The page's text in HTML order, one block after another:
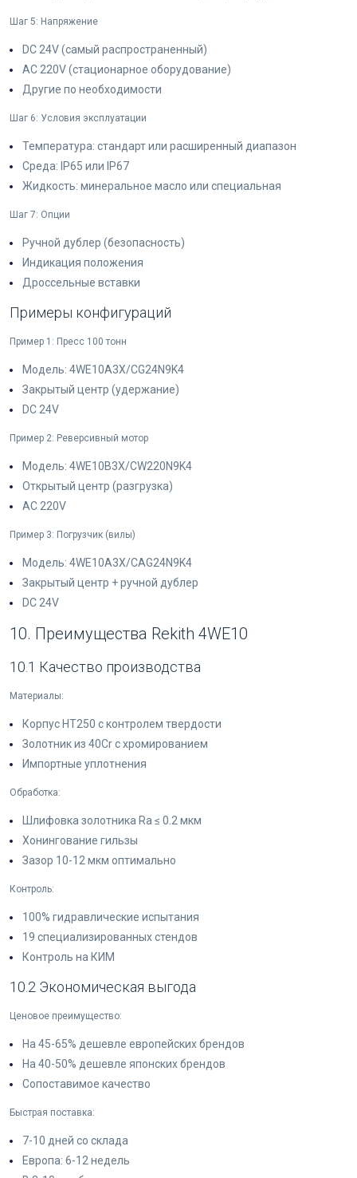
Шаг 5: Напряжение
DC 24V (самый распространенный)
AC 220V (стационарное оборудование)
Другие по необходимости
Шаг 6: Условия эксплуатации
Температура: стандарт или расширенный диапазон
Среда: IP65 или IP67
Жидкость: минеральное масло или специальная
Шаг 7: Опции
Ручной дублер (безопасность)
Индикация положения
Дроссельные вставки
Примеры конфигураций
Пример 1: Пресс 100 тонн
Модель: 4WE10A3X/CG24N9K4
Закрытый центр (удержание)
DC 24V
Пример 2: Реверсивный мотор
Модель: 4WE10B3X/CW220N9K4
Открытый центр (разгрузка)
AC 220V
Пример 3: Погрузчик (вилы)
Модель: 4WE10A3X/CAG24N9K4
Закрытый центр + ручной дублер
DC 24V
10. Преимущества Rekith 4WE10
10.1 Качество производства
Материалы:
Корпус HT250 с контролем твердости
Золотник из 40Cr с хромированием
Импортные уплотнения
Обработка:
Шлифовка золотника Ra ≤ 0.2 мкм
Хонингование гильзы
Зазор 10-12 мкм оптимально
Контроль:
100% гидравлические испытания
19 специализированных стендов
Контроль на КИМ
10.2 Экономическая выгода
Ценовое преимущество:
На 45-65% дешевле европейских брендов
На 40-50% дешевле японских брендов
Сопоставимое качество
Быстрая поставка:
7-10 дней со склада
Европа: 6-12 недель